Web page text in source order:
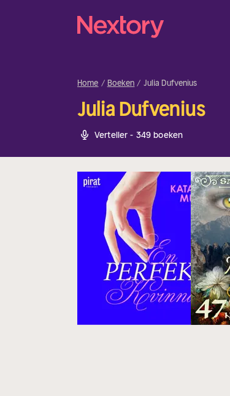
Home Boeken Julia Dufvenius
Julia Dufvenius
Verteller - 349 boeken